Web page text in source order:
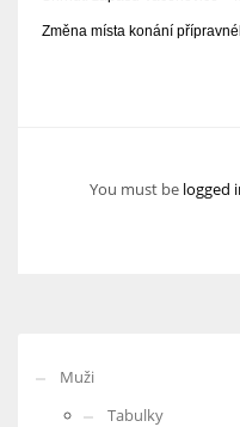
Změna místa konání
You must be logged
Muži
Tabulky